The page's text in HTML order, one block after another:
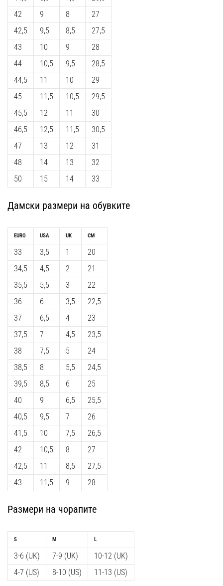
42
42,5
43
44
44,5
45
45,5
46,5
47
48
50
9
9,5
10
10,5
11
11,5
12
12,5
13
14
15
8
8,5
9
9,5
10
10,5
11
11,5
12
13
14
27
27,5
28
28,5
29
29,5
30
30,5
31
32
33
Дамски размери на обувките
EURO
33
34,5
35,5
36
37
37,5
38
38,5
39,5
40
40,5
41,5
42
42,5
43
USA
3,5
4,5
5,5
6
6,5
7
7,5
8
8,5
9
9,5
10
10,5
11
11,5
UK
1
2
3
3,5
4
4,5
5
5,5
6
6,5
7
7,5
8
8,5
9
CM
20
21
22
22,5
23
23,5
24
24,5
25
25,5
26
26,5
27
27,5
28
Размери на чорапите
S
3-6 (UK)
4-7 (US)
M
7-9 (UK)
8-10 (US)
L
10-12 (UK)
11-13 (US)